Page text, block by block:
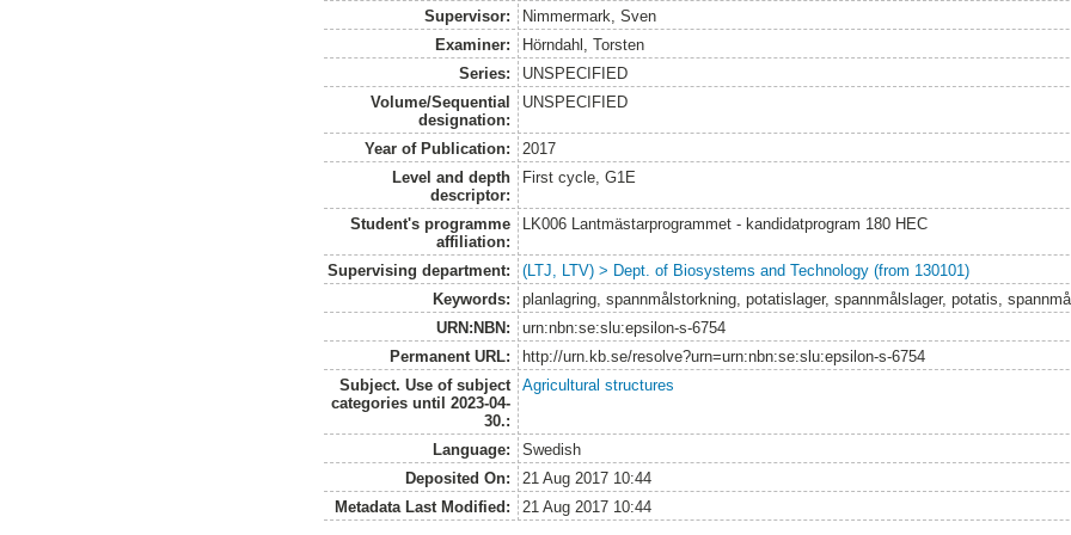
Supervisor:
Nimmermark, Sven
Examiner:
Hörndahl, Torsten
Series:
UNSPECIFIED
Volume/Sequential
designation:
UNSPECIFIED
Year of Publication:
2017
Level and depth
descriptor:
First cycle, G1E
Student's programme
affiliation:
LK006 Lantmästarprogrammet - kandidatprogram 180 HEC
Supervising department:
(LTJ, LTV) > Dept. of Biosystems and Technology (from 130101)
Keywords:
planlagring, spannmålstorkning, potatislager, spannmålslager, potatis,
URN:NBN:
urn:nbn:se:slu:epsilon-s-6754
Permanent URL:
http://urn.kb.se/resolve?urn=urn:nbn:se:slu:epsilon-s-6754
Subject. Use of subject
categories until 2023-04-
30.:
Agricultural structures
Language:
Swedish
Deposited On:
21 Aug 2017 10:44
Metadata Last Modified:
21 Aug 2017 10:44